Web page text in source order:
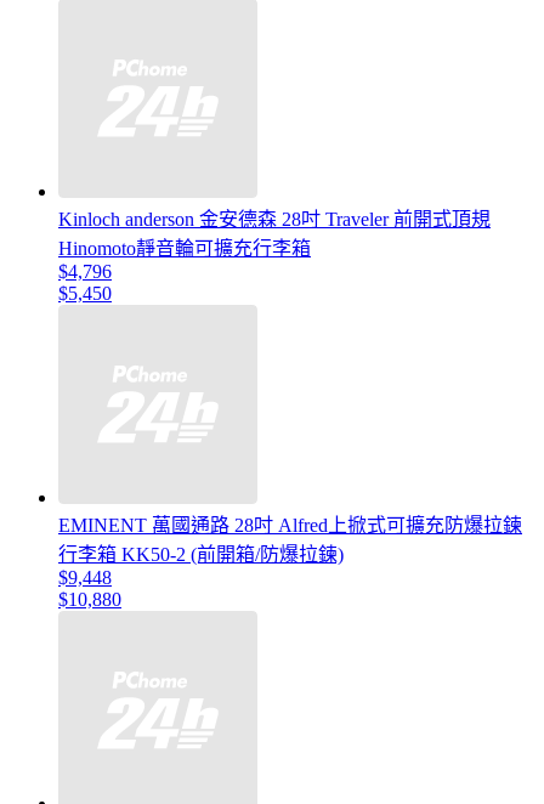
Kinloch anderson 金安德森 28吋 Traveler 前開式頂規
Hinomoto靜音輪可擴充行李箱
$4,796
$5,450
EMINENT 萬國通路 28吋 Alfred上掀式可擴充防爆拉鍊
行李箱 KK50-2 (前開箱/防爆拉鍊)
$9,448
$10,880